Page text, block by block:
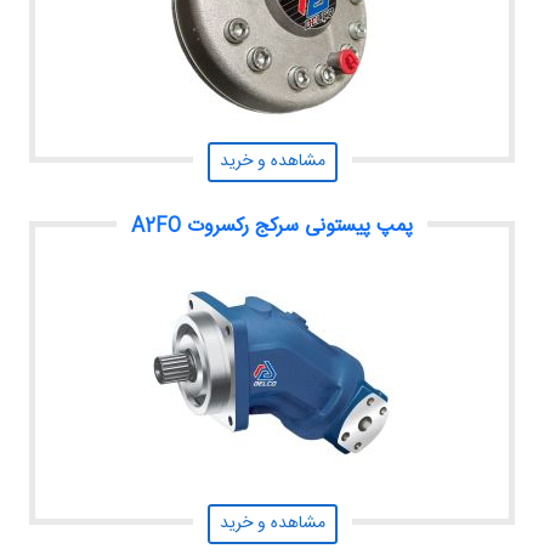
مشاهده و خرید
پمپ پیستونی سرکج رکسروت A2FO
مشاهده و خرید